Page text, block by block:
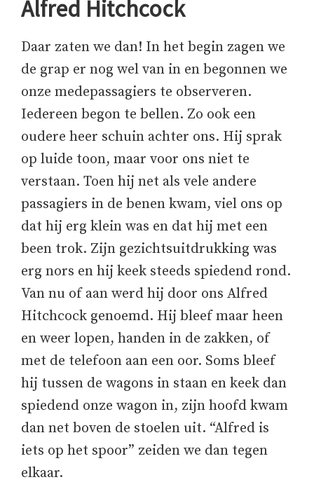
Alfred Hitchcock
Daar zaten we dan! In het begin zagen we
de grap er nog wel van in en begonnen we
onze medepassagiers te observeren.
Iedereen begon te bellen. Zo ook een
oudere heer schuin achter ons. Hij sprak
op luide toon, maar voor ons niet te
verstaan. Toen hij net als vele andere
passagiers in de benen kwam, viel ons op
dat hij erg klein was en dat hij met een
been trok. Zijn gezichtsuitdrukking was
erg nors en hij keek steeds spiedend rond.
Van nu of aan werd hij door ons Alfred
Hitchcock genoemd. Hij bleef maar heen
en weer lopen, handen in de zakken, of
met de telefoon aan een oor. Soms bleef
hij tussen de wagons in staan en keek dan
spiedend onze wagon in, zijn hoofd kwam
dan net boven de stoelen uit. “Alfred is
iets op het spoor” zeiden we dan tegen
elkaar.